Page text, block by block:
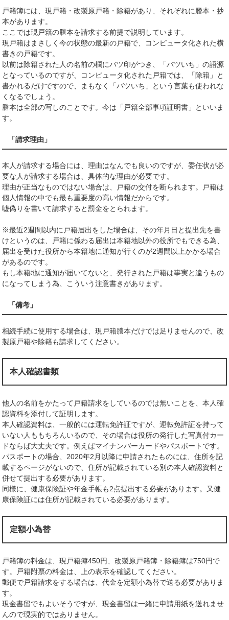
戸籍簿には、現戸籍・改製原戸籍・除籍があり、それぞれに謄本・抄
本があります。
ここでは現戸籍の謄本を請求する前提で説明しています。
現戸籍はまさしく今の状態の最新の戸籍で、コンピュータ化された横
書きの戸籍です。
以前は除籍された人の名前の欄にバツ印がつき、「バツいち」の語源
となっているのですが、コンピュータ化された戸籍では、「除籍」と
書かれるだけですので、まもなく「バツいち」という言葉も使われな
くなるでしょう。
謄本は全部の写しのことです。今は「戸籍全部事項証明書」といいま
す。
「請求理由」
本人が請求する場合には、理由はなんでも良いのですが、委任状が必
要な人が請求する場合は、具体的な理由が必要です。
理由が正当なものではない場合は、戸籍の交付を断られます。戸籍は
個人情報の中でも最も重要度の高い情報だからです。
嘘偽りを書いて請求すると罰金をとられます。
※最近2週間以内に戸籍届出をした場合は、その年月日と提出先を書
けというのは、戸籍に係わる届出は本籍地以外の役所でもできる為、
届出を受けた役所から本籍地に通知が行くのが2週間以上かかる場合
があるのです。
もし本籍地に通知が届いてないと、発行された戸籍は事実と違うもの
になってしまう為、こういう注意書きがあります。
「備考」
相続手続に使用する場合は、現戸籍謄本だけでは足りませんので、改
製原戸籍や除籍も請求してください。
本人確認書類
他人の名前をかたって戸籍請求をしているのでは無いことを、本人確
認資料を添付して証明します。
本人確認資料は、一般的には運転免許証ですが、運転免許証を持って
いない人ももちろんいるので、その場合は役所の発行した写真付カー
ドならば大丈夫です。例えばマイナンバーカードやパスポートです。
パスポートの場合、2020年2月以降に申請されたものには、住所を記
載するページがないので、住所が記載されている別の本人確認資料と
併せて提出する必要があります。
同様に、健康保険証や年金手帳も2点提出する必要があります。又健
康保険証には住所が記載されている必要があります。
定額小為替
戸籍簿の料金は、現戸籍簿450円、改製原戸籍簿・除籍簿は750円で
す。戸籍附票の料金は、上の表示を確認してください。
郵便で戸籍請求をする場合は、代金を定額小為替で送る必要がありま
す。
現金書留でもよいそうですが、現金書留は一緒に申請用紙を送れませ
んので現実的ではありません。